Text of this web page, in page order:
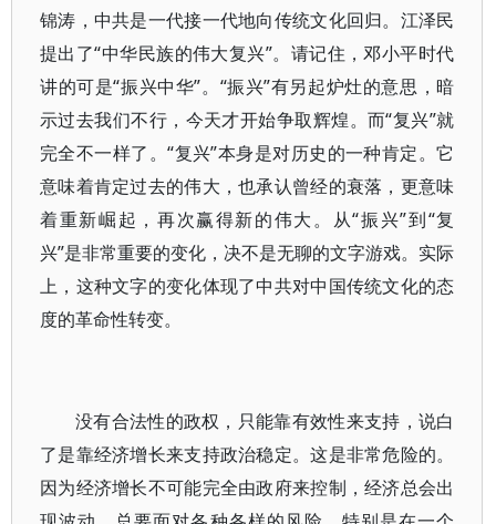
锦涛，中共是一代接一代地向传统文化回归。江泽民
提出了“中华民族的伟大复兴”。请记住，邓小平时代
讲的可是“振兴中华”。“振兴”有另起炉灶的意思，暗
示过去我们不行，今天才开始争取辉煌。而“复兴”就
完全不一样了。“复兴”本身是对历史的一种肯定。它
意味着肯定过去的伟大，也承认曾经的衰落，更意味
着重新崛起，再次赢得新的伟大。从“振兴”到“复
兴”是非常重要的变化，决不是无聊的文字游戏。实际
上，这种文字的变化体现了中共对中国传统文化的态
度的革命性转变。
没有合法性的政权，只能靠有效性来支持，说白
了是靠经济增长来支持政治稳定。这是非常危险的。
因为经济增长不可能完全由政府来控制，经济总会出